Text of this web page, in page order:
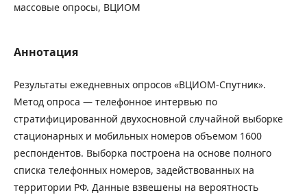
массовые опросы, ВЦИОМ
Аннотация
Результаты ежедневных опросов «ВЦИОМ-Спутник».
Метод опроса — телефонное интервью по
стратифицированной двухосновной случайной выборке
стационарных и мобильных номеров объемом 1600
респондентов. Выборка построена на основе полного
списка телефонных номеров, задействованных на
территории РФ. Данные взвешены на вероятность